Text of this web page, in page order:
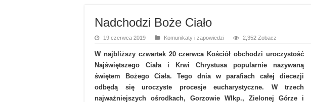
Nadchodzi Boże Ciało
19 czerwca 2019 Komunikaty i zapowiedzi 2,352 Zobacz
W najbliższy czwartek 20 czerwca Kościół obchodzi uroczystość
Najświętszego Ciała i Krwi Chrystusa popularnie nazywaną
świętem Bożego Ciała. Tego dnia w parafiach całej diecezji
odbędą się uroczyste procesje eucharystyczne. W trzech
najważniejszych ośrodkach, Gorzowie Wlkp., Zielonej Górze i